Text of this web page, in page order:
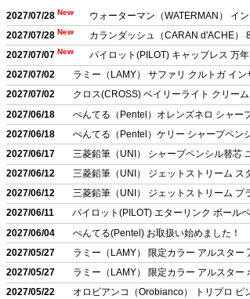
2027/07/28
ウォーターマン（WATERMAN） イ
2027/07/28
カランダッシュ（CARAN d'ACHE）
2027/07/07
パイロット(PILOT) キャップレス 万
2027/07/02
ラミー（LAMY） サファリ クルトガ イ
2027/07/02
クロス(CROSS) ベイリーライト クリー
2027/06/18
ぺんてる（Pentel）オレンズネロ シャー
2027/06/18
ぺんてる（Pentel）ケリー シャープペン
2027/06/17
三菱鉛筆（UNI） シャープペンシル替芯
2027/06/12
三菱鉛筆（UNI） ジェットストリーム ス
2027/06/12
三菱鉛筆（UNI） ジェットストリーム プ
2027/06/11
パイロット(PILOT) エターリンク ボール
2027/06/04
ぺんてる(Pentel) お取扱い始めました！
2027/05/27
ラミー（LAMY） 限定カラー アルスター
2027/05/27
ラミー（LAMY） 限定カラー アルスター
2027/05/22
オロビアンコ（Orobianco） トリプロ ピ